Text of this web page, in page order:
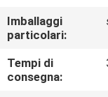
DELLA
QUALITÀ
Imballaggi
particolari:
Tempi di
consegna: